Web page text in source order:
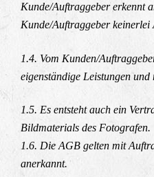
Kunde/Auftraggeber erkennt
Kunde/Auftraggeber keinerlei
1.4. Vom Kunden/
eigenständige Leistungen
1.5. Es entsteht auch ein
Bildmaterials des Fotografen.
1.6. Die AGB gelten mit
anerkannt.